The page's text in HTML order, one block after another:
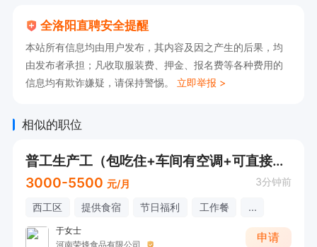
全洛阳直聘安全提醒
本站所有信息均由用户发布，其内容及因之产生的后果，均
由发布者承担；凡收取服装费、押金、报名费等各种费用的
信息均有欺诈嫌疑，请保持警惕。 立即举报 >
相似的职位
普工生产工（包吃住+车间有空调+可直接电话详询）
3000-5500 元/月 3分钟前
西工区 提供食宿 节日福利 工作餐 ...
于女士
河南荣烽食品有限公司
申请